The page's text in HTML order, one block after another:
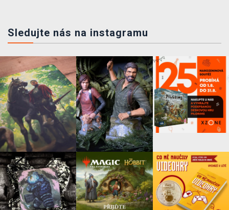
Sledujte nás na instagramu